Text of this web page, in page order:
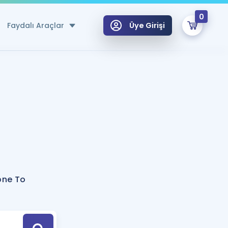
Faydalı Araçlar
Hesaplama Aracı
için Öneriler
Tek Takvimde
Üye Girişi
0
Hoca ile seni sınava hazırlayacak onlarca eğitim seni bekliyor!
To